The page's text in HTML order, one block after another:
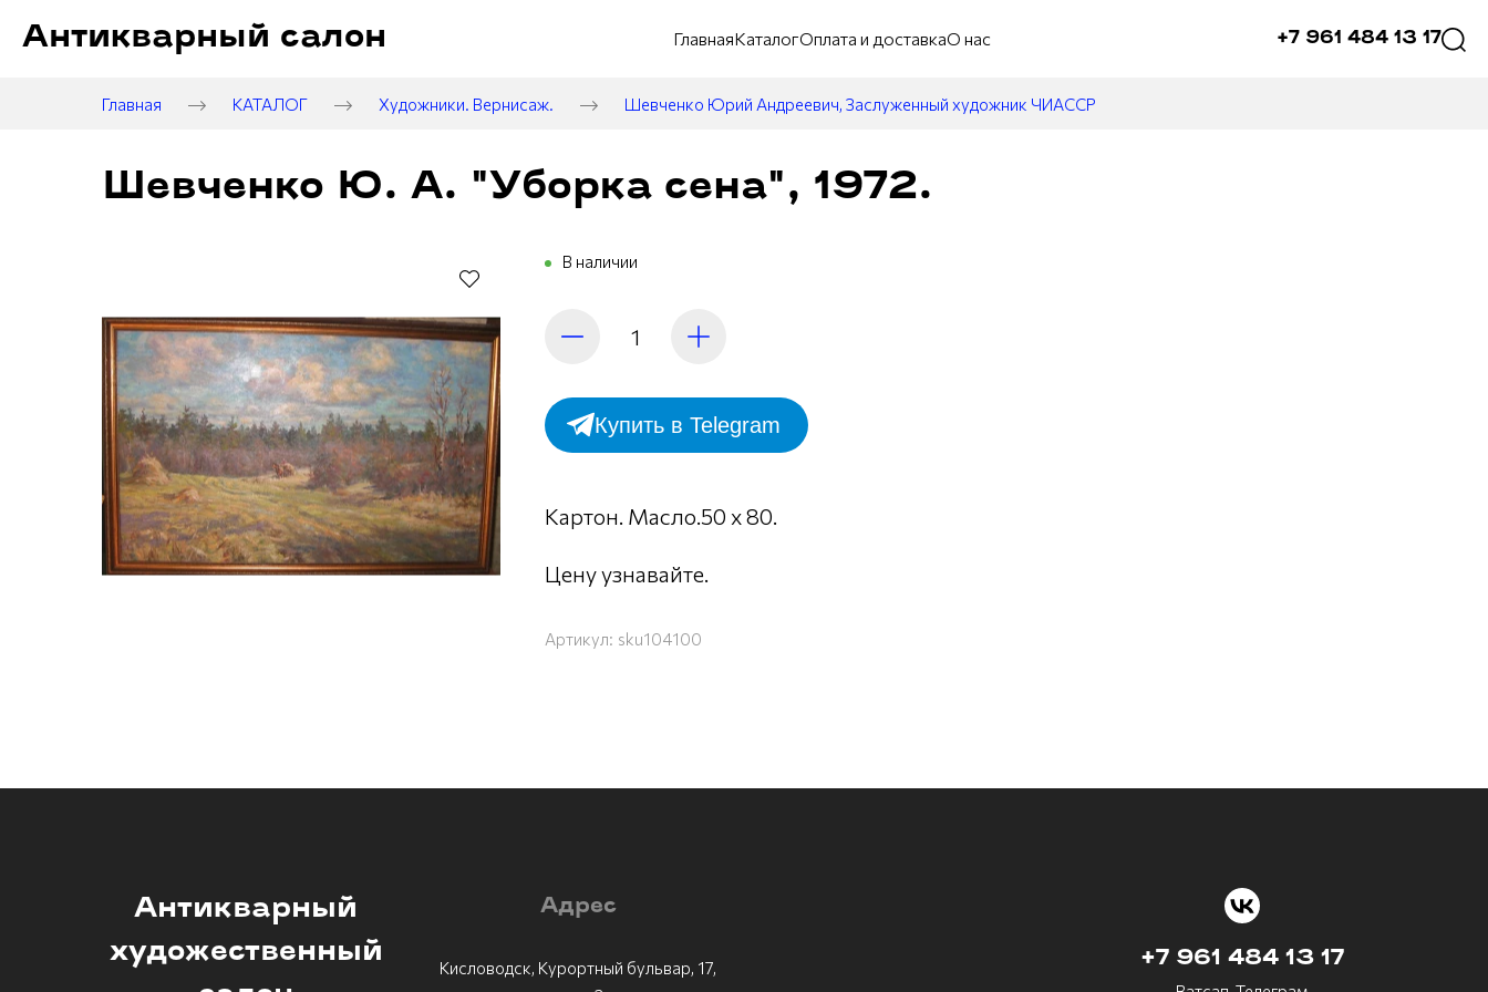
Антикварный салон ГлавнаяКаталогОплата и доставкаО нас +7 961 484 13 17
Главная КАТАЛОГ Художники. Вернисаж. Шевченко Юрий Андреевич, Заслуженный художник ЧИАССР
Шевченко Ю. А. "Уборка сена", 1972.
В наличии
Купить в Telegram
Картон. Масло.50 х 80.
Цену узнавайте.
Артикул: sku104100
Антикварный
художественный
Адрес
Кисловодск, Курортный бульвар, 17,
+7 961 484 13 17